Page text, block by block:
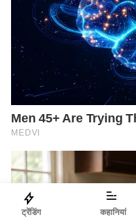
ट्रेंडिंग कहानियां